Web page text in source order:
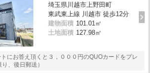
埼玉県川越市上野田町
東武東上線 川越市 徒歩12分
建物面積 101.01㎡
土地面積 127.98㎡
にお答え頂くと３，０００円のQUOカードをプレ
、後日郵送）